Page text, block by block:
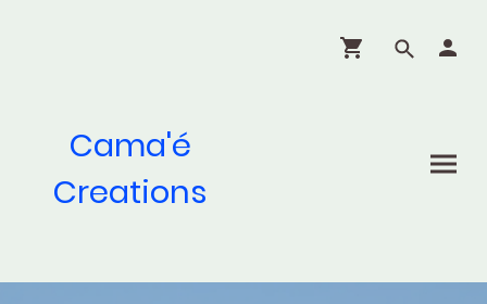
Cama'é
Creations